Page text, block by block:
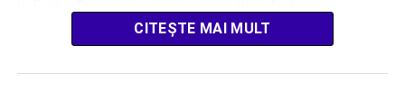
CITEȘTE MAI MULT